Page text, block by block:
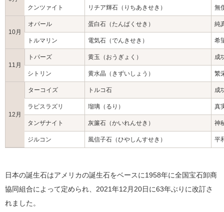
クンツァイト リチア輝石（りちあきせき） 無
10月
オパール 蛋白石（たんぱくせき） 純
トルマリン 電気石（でんきせき） 希
11月
トパーズ 黄玉（おうぎょく） 成
シトリン 黄水晶（きずいしょう） 繁
12月
ターコイズ トルコ石 成
ラピスラズリ 瑠璃（るり） 真
タンザナイト 灰簾石（かいれんせき） 神
ジルコン 風信子石（ひやしんすせき） 平
日本の誕生石はアメリカの誕生石をベースに1958年に全国宝石卸商
協同組合によって定められ、2021年12月20日に63年ぶりに改訂さ
れました。